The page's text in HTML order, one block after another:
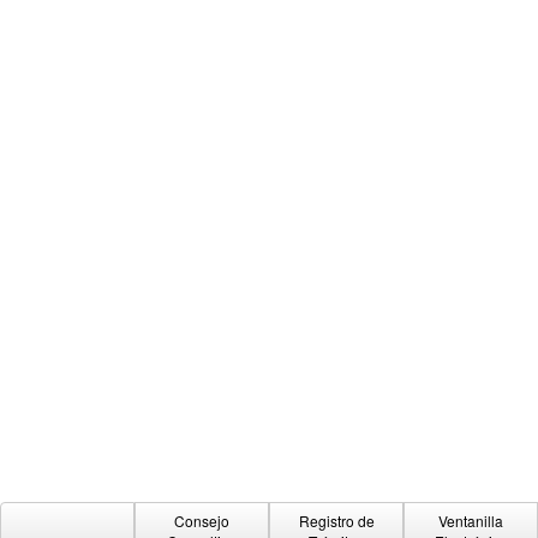
Consejo
Registro de
Ventanilla